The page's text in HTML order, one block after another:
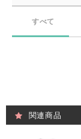
すべて
関連商品